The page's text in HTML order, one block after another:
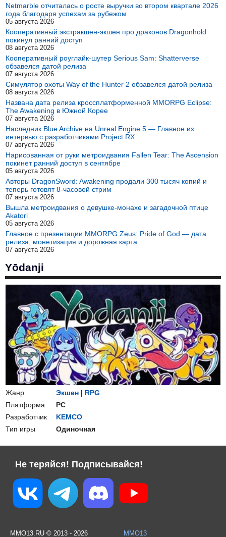
Netmarble отчиталась о росте выручки во втором квартале 2026
года благодаря успехам за рубежом
05 августа 2026
Кооперативный экстракшен-экшен про драконов Dragonhold
покинул ранний доступ
08 августа 2026
Кооперативный роуглайк-шутер Serious Sam: Shatterverse
обзавелся датой релиза
07 августа 2026
Симулятор охоты Way of the Hunter 2 обзавелся датой релиза
08 августа 2026
Названа дата релиза кроссплатформенной MMORPG Eclipse:
The Awakening в Южной Корее
07 августа 2026
Наследник Blue Archive на Unreal Engine 5 — Главное из
интервью с разработчиками Project RX
07 августа 2026
Нарисованная от руки метроидвания Fallen Tear: The Ascension
покинет ранний доступ в сентябре
05 августа 2026
Авторы DragonSword: Awakening продали 300 тысяч копий и
теперь готовят 8-часовой стрим
07 августа 2026
Вышла метроидвания о девушке-монахе и загадочной птице
Akatori
05 августа 2026
Главное с презентации MMORPG Zeus: Pride of God — дата
релиза, монетизация и дорожная карта
07 августа 2026
Yōdanji
Жанр Экшен | RPG
Платформа
PC
Разработчик
KEMCO
Тип игры
Одиночная
Не теряйся! Подписывайся!
MMO13.RU © 2013 - 2026 MMO13